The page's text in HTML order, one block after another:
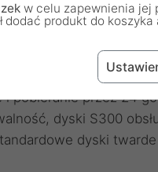
tak, by sprostały
jednocześnie.
i pobieranie przez 24
dyski S300
dyski
w celu zapewnienia jej
dodać produkt do